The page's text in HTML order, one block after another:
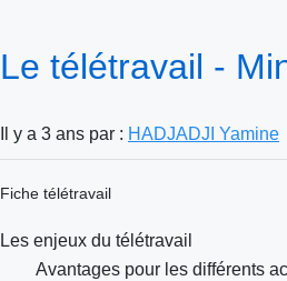
Le télétravail -
Il y a 3 ans par : HADJADJI Yamine
Fiche télétravail
Les enjeux du télétravail
Avantages pour les différents